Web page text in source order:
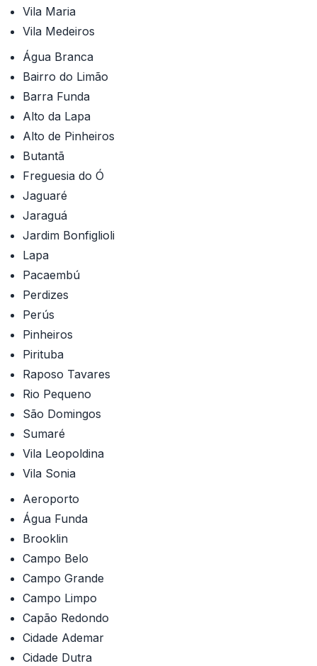
Vila Maria
Vila Medeiros
Água Branca
Bairro do Limão
Barra Funda
Alto da Lapa
Alto de Pinheiros
Butantã
Freguesia do Ó
Jaguaré
Jaraguá
Jardim Bonfiglioli
Lapa
Pacaembú
Perdizes
Perús
Pinheiros
Pirituba
Raposo Tavares
Rio Pequeno
São Domingos
Sumaré
Vila Leopoldina
Vila Sonia
Aeroporto
Água Funda
Brooklin
Campo Belo
Campo Grande
Campo Limpo
Capão Redondo
Cidade Ademar
Cidade Dutra